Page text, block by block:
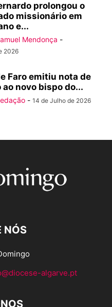
prolongou o
missionário em
e...
Mendonça -
2026
Faro emitiu nota de
novo bispo do...
- 14 de Julho de 2026
NÓS
algarve.pt